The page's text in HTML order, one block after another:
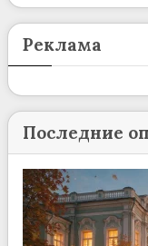
Реклама
Последние